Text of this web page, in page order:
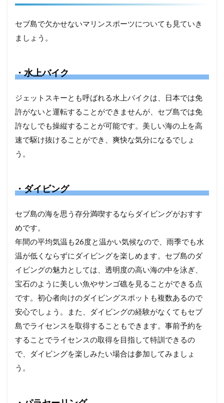
セブ島で欠かせないマリンスポーツについても見ていき
ましょう。
・水上バイク
ジェットスキーとも呼ばれる水上バイクは、日本では免
許がないと運転することができませんが、セブ島では免
許なしでも操縦することが可能です。美しい海の上を高
速で駆け抜けることができ、爽快な気分になるでしょ
う。
・ダイビング
セブ島の海を思う存分満喫するならダイビングがおすす
めです。
年間の平均気温も26度と温かい気候なので、雨季でも水
温が低くならずにダイビングを楽しめます。セブ島のダ
イビングの魅力としては、透明度の高い海の中を泳ぎ、
宝石のように美しい魚やサンゴ礁を見ることができる点
です。初心者向けのダイビングスポットも複数あるので
安心でしょう。また、ダイビングの経験がなくてもセブ
島でライセンスを取得することもできます。事前予約を
することでライセンスの取得を目指して特訓できるの
で、ダイビングを楽しみたい場合は参加してみましょ
う。